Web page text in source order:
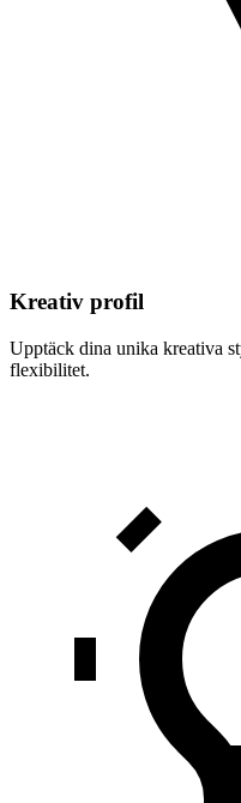
Kreativ profil
Upptäck dina unika kreativa
flexibilitet.